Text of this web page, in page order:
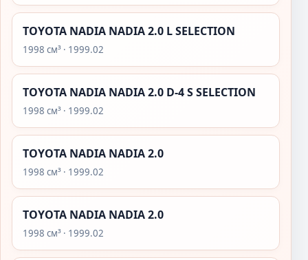
TOYOTA NADIA NADIA 2.0 L SELECTION
1998 см³ · 1999.02
TOYOTA NADIA NADIA 2.0 D-4 S SELECTION
1998 см³ · 1999.02
TOYOTA NADIA NADIA 2.0
1998 см³ · 1999.02
TOYOTA NADIA NADIA 2.0
1998 см³ · 1999.02